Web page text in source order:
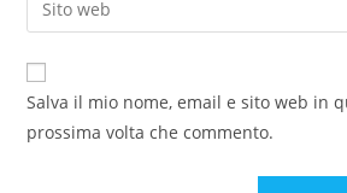
Salva il mio nome, email e sito web in
prossima volta che commento.